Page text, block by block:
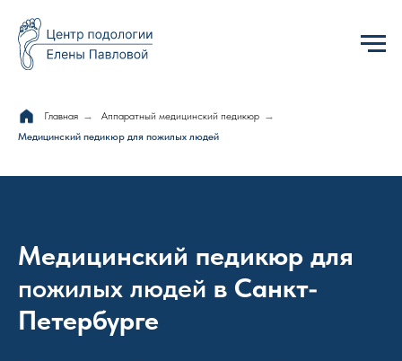
Главная → Аппаратный медицинский педикюр →
Медицинский педикюр для пожилых людей
Медицинский педикюр для
пожилых людей в Санкт-
Петербурге